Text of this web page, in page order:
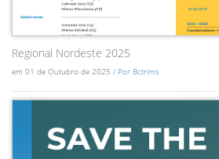
Regional Nordeste 2025
em 01 de Outubro de 2025 / Por Bctrims